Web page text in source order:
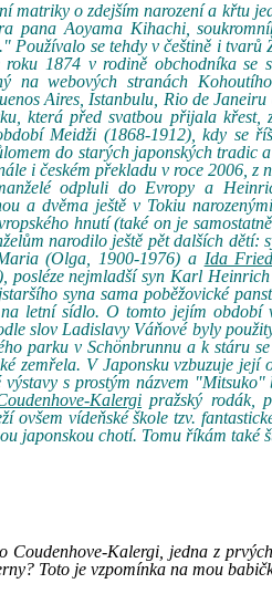
matriky o zdejším narození a křtu
pana Aoyama Kihachi,
Používalo se tehdy v češtině i
1874 v rodině obchodníka se
na webových stranách
Aires, Istanbulu, Rio de
která před svatbou přijala křest,
Meidži (1868-1912), kdy se
do starých japonských tradic
i českém překladu v roce 2006,
odpluli do Evropy a
a dvěma ještě v Tokiu
hnutí (také on je
narodilo ještě pět dalších
(Olga, 1900-1976) a Ida
posléze nejmladší syn Karl
syna sama poběžovické
letní sídlo. O tomto jejím období
slov Ladislavy Váňové byly
parku v Schönbrunnu a k stáru
zemřela. V Japonsku vzbuzuje její
s prostým názvem
Kalergi pražský rodák,
ovšem vídeňské škole tzv.
japonskou chotí. Tomu říkám také
Kalergi, jedna z
Toto je vzpomínka na mou